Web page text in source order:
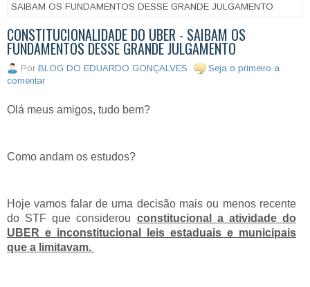
SAIBAM OS FUNDAMENTOS DESSE GRANDE JULGAMENTO
CONSTITUCIONALIDADE DO UBER - SAIBAM OS
FUNDAMENTOS DESSE GRANDE JULGAMENTO
Por BLOG DO EDUARDO GONÇALVES
Seja o primeiro a
comentar
Olá meus amigos, tudo bem?
Como andam os estudos?
Hoje vamos falar de uma decisão mais ou menos recente
do STF que considerou constitucional a atividade do
UBER e inconstitucional leis estaduais e municipais
que a limitavam.